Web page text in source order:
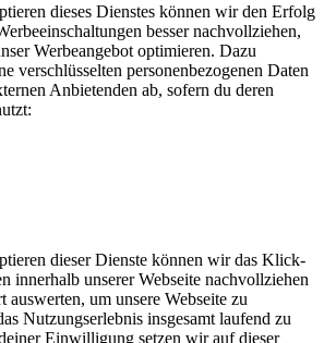
dieses Dienstes können wir den Erfolg
besser nachvollziehen,
Werbeangebot optimieren. Dazu
verschlüsselten personenbezogenen Daten
Anbietenden ab, sofern du deren
dieser Dienste können wir das Klick-
innerhalb unserer Webseite nachvollziehen
auswerten, um unsere Webseite zu
Nutzungserlebnis insgesamt laufend zu
Einwilligung setzen wir auf dieser